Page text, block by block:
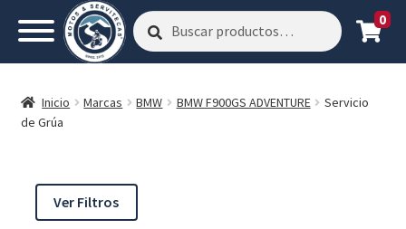
Buscar
por:
Buscar 0
Inicio Marcas BMW BMW F900GS ADVENTURE
Servicio
de Grúa
Ver Filtros